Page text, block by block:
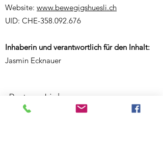
Website: www.bewegigshuesli.ch
UID: CHE-358.092.676
Inhaberin und verantwortlich für den Inhalt:
Jasmin Ecknauer
Partner-Links